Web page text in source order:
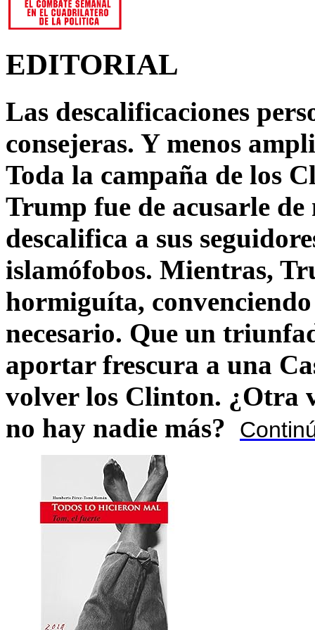
EDITORIAL
Las descalificaciones
consejeras. Y menos
Toda la campaña de los
Trump fue de acusarle
descalifica a sus
islamófobos. Mientras,
hormiguíta,
necesario. Que un
aportar frescura a una
volver los Clinton. ¿Otra
no hay nadie más?